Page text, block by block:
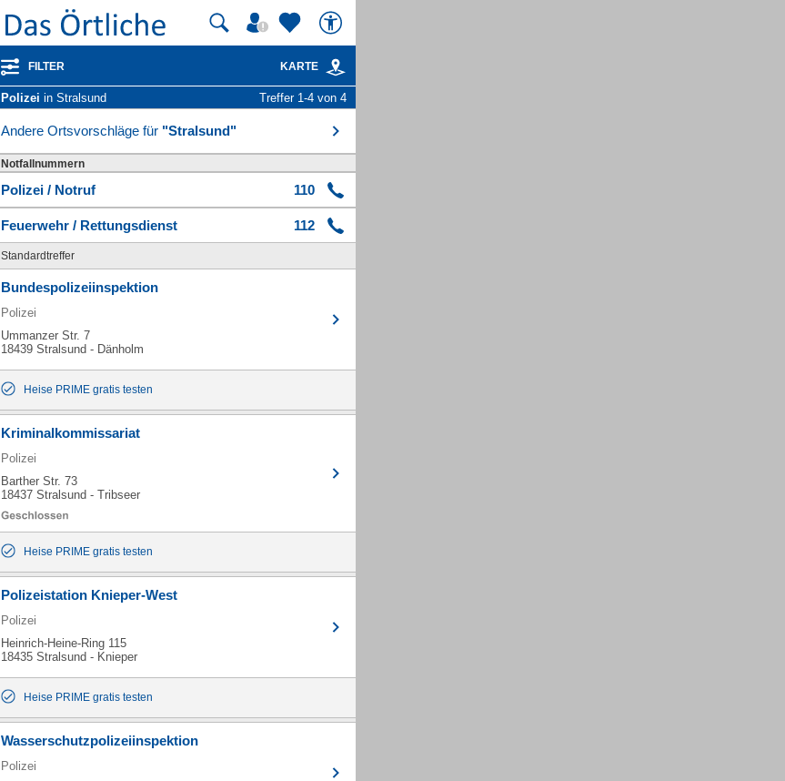
FILTER KARTE
Polizei in Stralsund Treffer 1-4 von 4
Andere Ortsvorschläge für "Stralsund"
Notfallnummern
Polizei / Notruf 110
Feuerwehr / Rettungsdienst 112
Standardtreffer
Bundespolizeiinspektion
Polizei
Ummanzer Str. 7
18439 Stralsund - Dänholm
Heise PRIME gratis testen
Kriminalkommissariat
Polizei
Barther Str. 73
18437 Stralsund - Tribseer
Heise PRIME gratis testen
Polizeistation Knieper-West
Polizei
Heinrich-Heine-Ring 115
18435 Stralsund - Knieper
Heise PRIME gratis testen
Wasserschutzpolizeiinspektion
Polizei